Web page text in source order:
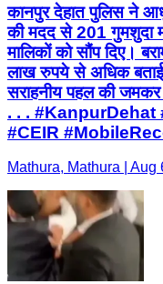
कानपुर देहात पुलिस ने
की मदद से 201 गुमशुदा
मालिकों को सौंप दिए।
लाख रुपये से अधिक बताई
सराहनीय पहल की
. . .
#CEIR
Mathura, Mathura | Aug